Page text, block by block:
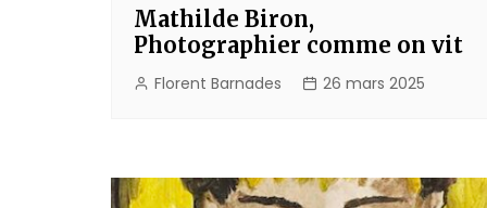
Mathilde Biron,
Photographier comme on vit
Florent Barnades 26 mars 2025